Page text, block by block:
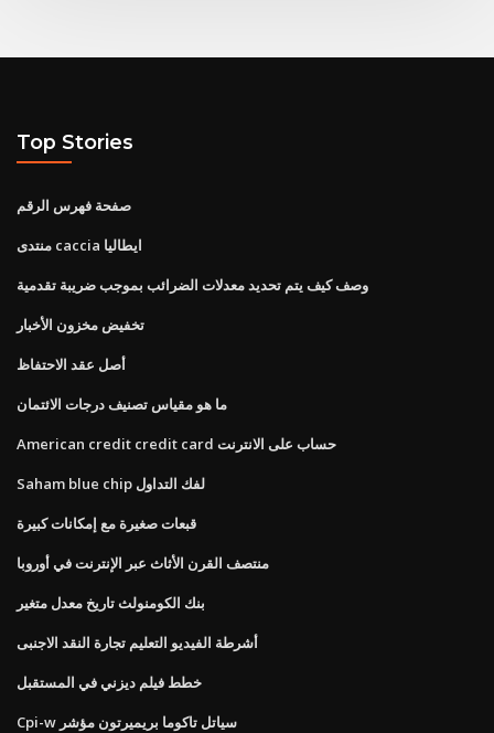
Top Stories
صفحة فهرس الرقم
منتدى caccia ايطاليا
وصف كيف يتم تحديد معدلات الضرائب بموجب ضريبة تقدمية
تخفيض مخزون الأخبار
أصل عقد الاحتفاظ
ما هو مقياس تصنيف درجات الائتمان
American credit credit card حساب على الانترنت
Saham blue chip لفك التداول
قبعات صغيرة مع إمكانات كبيرة
منتصف القرن الأثاث عبر الإنترنت في أوروبا
بنك الكومنولث تاريخ معدل متغير
أشرطة الفيديو التعليم تجارة النقد الاجنبى
خطط فيلم ديزني في المستقبل
Cpi-w سياتل تاكوما بريميرتون مؤشر